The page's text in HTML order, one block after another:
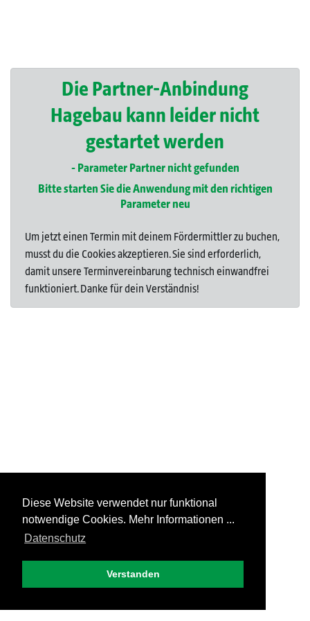
Diese Website verwendet nur funktional
notwendige Cookies. Mehr Informationen ...
Datenschutz
Verstanden
Die Partner-Anbindung
Hagebau kann leider nicht
gestartet werden
- Parameter Partner nicht gefunden
Bitte starten Sie die Anwendung mit den richtigen
Parameter neu
Um jetzt einen Termin mit deinem Fördermittler zu buchen,
musst du die Cookies akzeptieren. Sie sind erforderlich,
damit unsere Terminvereinbarung technisch einwandfrei
funktioniert. Danke für dein Verständnis!